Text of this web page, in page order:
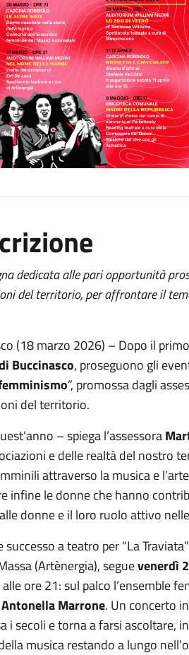
dedicata alle pari opportunità
del territorio, per affrontare il
(18 marzo 2026) – Dopo il
Buccinasco, proseguono gli
”, promossa dagli
del territorio.
– spiega l’assessora
e delle realtà del nostro
attraverso la musica e
infine le donne che hanno
donne e il loro ruolo attivo
successo a teatro per “La
(Artènergia), seguevenerdì
ore 21: sul palco l’ensemble
Antonella Marrone. Un concerto
i secoli e torna a farsi ascoltare,
musica restando a lungo